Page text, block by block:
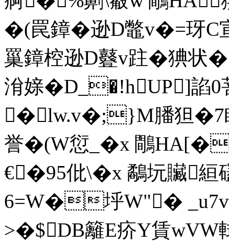
�(罠鏱�逊D鼈v�=
罺鏱椌逊D鼟v跓�猠
洕媇�D_�!hUP]諂0
�lw.v�;}M膰狚�7盳
誉�(W愆_�x 鷼
€�95仳\�x 鷸坃贜絙
6=W�垀W"� _u7v
>�$DB籬E疥Y賃wVW